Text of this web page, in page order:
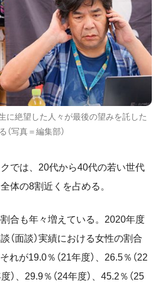
に絶望した人々が最後の望みを託した
写真＝編集部）
では、20代から40代の若い世代
体の8割近くを占める。
合も年々増えている。 2020年度
（面談）実績における女性の割合
れが19.0％（21年度）、 26.5％（22
）、 29.9％（24年度）、 45.2 ％（25